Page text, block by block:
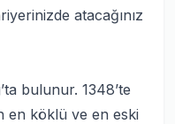
atacağınız
bulunur. 1348’te
en köklü ve en eski